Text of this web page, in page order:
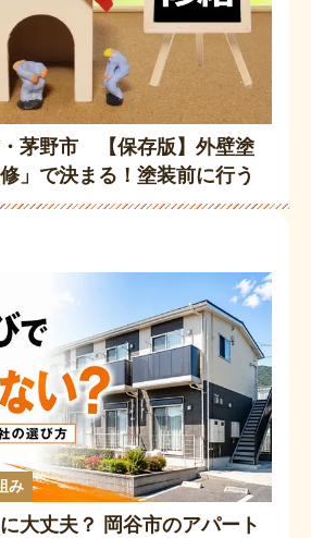
・茅野市 【保存版】外壁塗
」で決まる！塗装前に行う
を徹底解説
み
大丈夫？ 岡谷市のアパート